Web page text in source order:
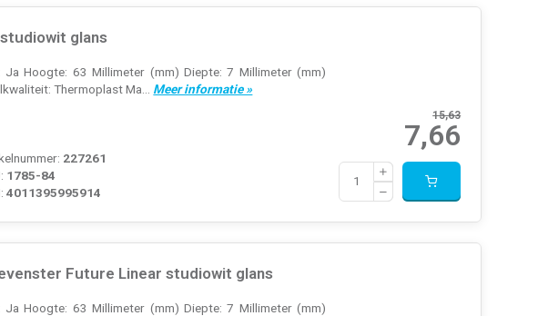
glans
Hoogte: 63 Millimeter (mm) Diepte: 7 Millimeter (mm)
Thermoplast Ma... Meer informatie »
15,63
7,66
227261
1785-84
4011395995914
Future Linear studiowit glans
Hoogte: 63 Millimeter (mm) Diepte: 7 Millimeter (mm)